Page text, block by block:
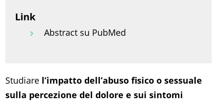
Link
Abstract su PubMed
Studiare l’impatto dell’abuso fisico o sessuale
sulla percezione del dolore e sui sintomi